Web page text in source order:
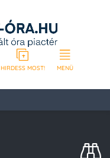
HIRDESS MOST! MENÜ